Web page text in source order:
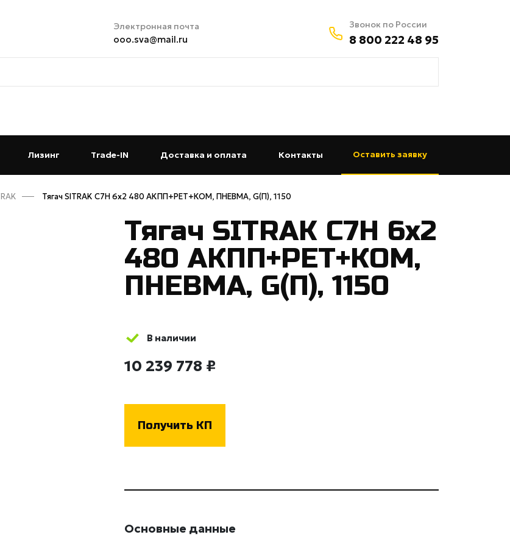
Электронная почта
ooo.sva@mail.ru
Звонок по России
8 800 222 48 95
Лизинг (current)Trade-IN (current)Доставка и оплата (current)Контакты (current)Оставить заявку
Тягач SITRAK C7H 6x2 480 АКПП+РЕТ+КОМ, ПНЕВМА, G(П), 1150
Тягач SITRAK C7H 6x2
480 АКПП+РЕТ+КОМ,
ПНЕВМА, G(П), 1150
В наличии
10 239 778 ₽
Получить КП
Основные данные